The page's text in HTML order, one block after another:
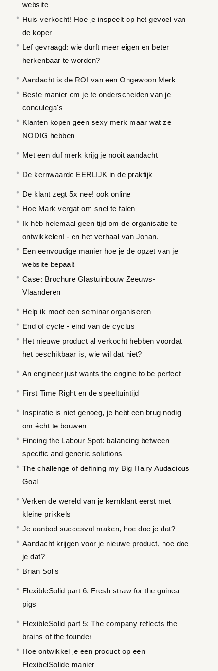
website
Huis verkocht! Hoe je inspeelt op het gevoel van
de koper
Lef gevraagd: wie durft meer eigen en beter
herkenbaar te worden?
Aandacht is de ROI van een Ongewoon Merk
Beste manier om je te onderscheiden van je
conculega's
Klanten kopen geen sexy merk maar wat ze
NODIG hebben
Met een duf merk krijg je nooit aandacht
De kernwaarde EERLIJK in de praktijk
De klant zegt 5x nee! ook online
Hoe Mark vergat om snel te falen
Ik héb helemaal geen tijd om de organisatie te
ontwikkelen! - en het verhaal van Johan.
Een eenvoudige manier hoe je de opzet van je
website bepaalt
Case: Brochure Glastuinbouw Zeeuws-
Vlaanderen
Help ik moet een seminar organiseren
End of cycle - eind van de cyclus
Het nieuwe product al verkocht hebben voordat
het beschikbaar is, wie wil dat niet?
An engineer just wants the engine to be perfect
First Time Right en de speeltuintijd
Inspiratie is niet genoeg, je hebt een brug nodig
om écht te bouwen
Finding the Labour Spot: balancing between
specific and generic solutions
The challenge of defining my Big Hairy Audacious
Goal
Verken de wereld van je kernklant eerst met
kleine prikkels
Je aanbod succesvol maken, hoe doe je dat?
Aandacht krijgen voor je nieuwe product, hoe doe
je dat?
Brian Solis
FlexibleSolid part 6: Fresh straw for the guinea
pigs
FlexibleSolid part 5: The company reflects the
brains of the founder
Hoe ontwikkel je een product op een
FlexibelSolide manier